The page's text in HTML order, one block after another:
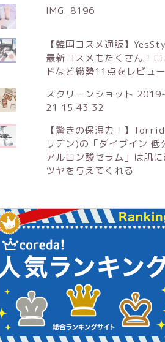
IMG_8196
【韓国コスメ通販】
最新コスメもたくさん！ロ
ドなど総勢11点をレビュー
スクリーンショット
21 15.43.32
【驚きの保湿力！】
リデン)の「ダイブイン 低
アルロン酸セラム」は肌に
ツヤを与えてくれる